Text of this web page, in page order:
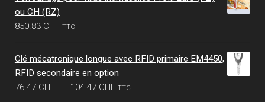
était :
3.77 CHF.
ou CH (RZ)
850.83 CHF TTC
Clé mécatronique longue avec RFID primaire EM4450,
RFID secondaire en option
76.47 CHF – 104.47 CHFPlage
TTC